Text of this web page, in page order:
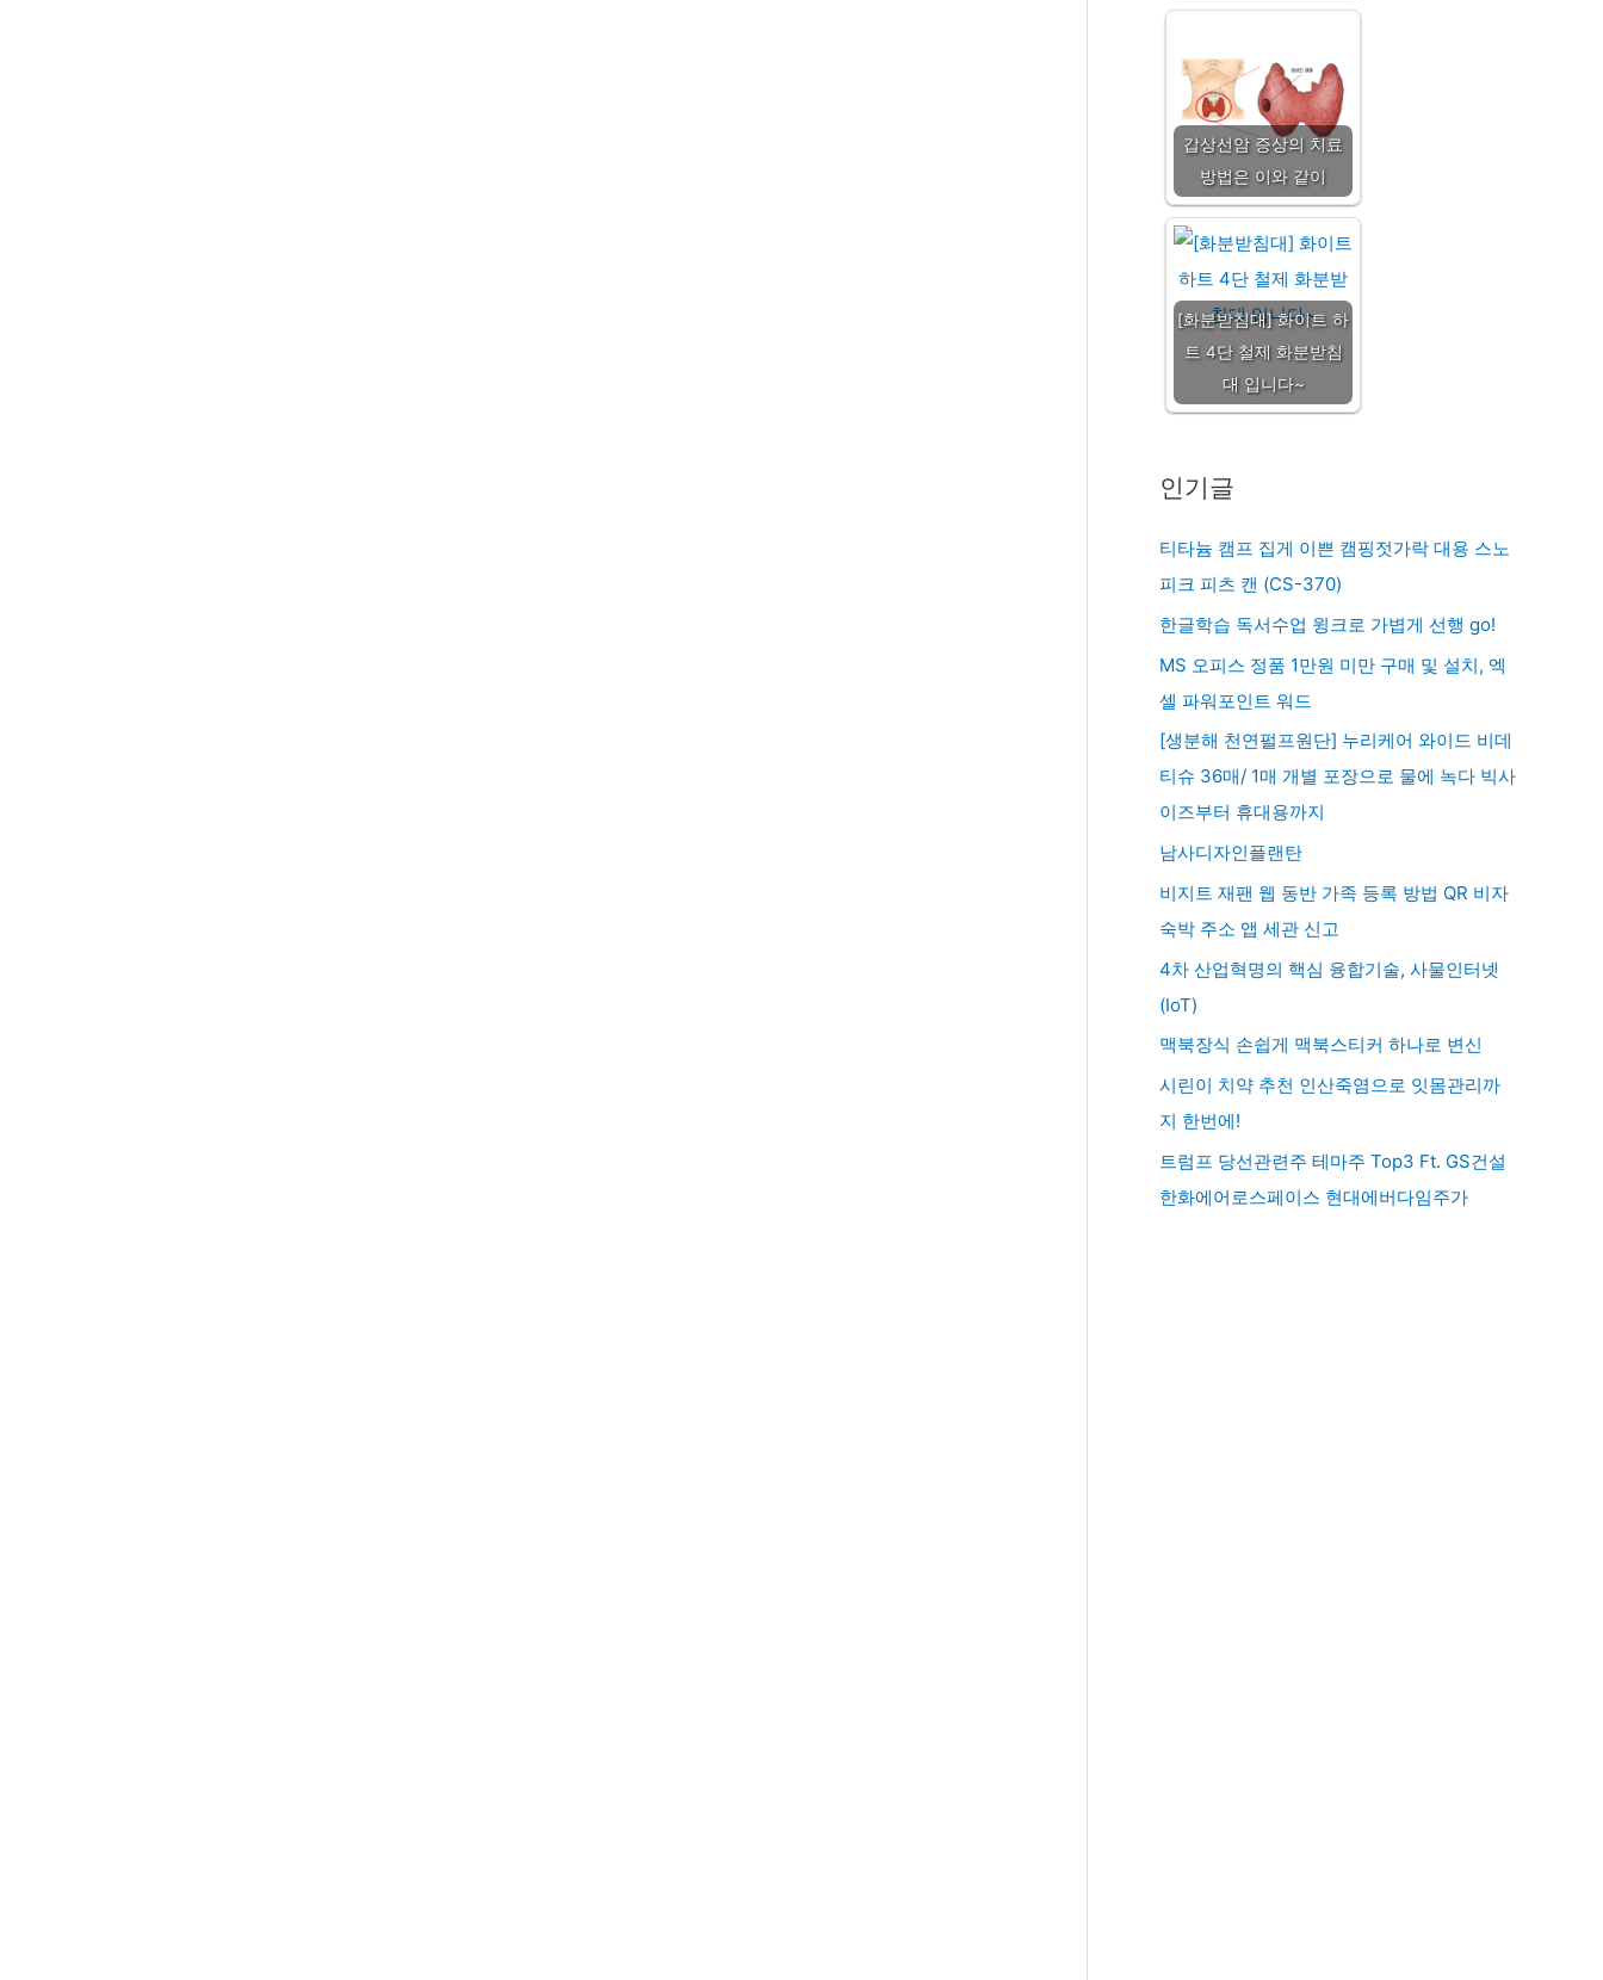
갑상선암 증상의 치료
방법은 이와 같이
[화분받침대] 화이트 하
트 4단 철제 화분받침
대 입니다~
인기글
티타늄 캠프 집게 이쁜 캠핑젓가락 대용 스노
피크 피츠 캔 (CS-370)
한글학습 독서수업 윙크로 가볍게 선행 go!
MS 오피스 정품 1만원 미만 구매 및 설치, 엑
셀 파워포인트 워드
[생분해 천연펄프원단] 누리케어 와이드 비데
티슈 36매/ 1매 개별 포장으로 물에 녹다 빅사
이즈부터 휴대용까지
남사디자인플랜탄
비지트 재팬 웹 동반 가족 등록 방법 QR 비자
숙박 주소 앱 세관 신고
4차 산업혁명의 핵심 융합기술, 사물인터넷
(IoT)
맥북장식 손쉽게 맥북스티커 하나로 변신
시린이 치약 추천 인산죽염으로 잇몸관리까
지 한번에!
트럼프 당선관련주 테마주 Top3 Ft. GS건설
한화에어로스페이스 현대에버다임주가